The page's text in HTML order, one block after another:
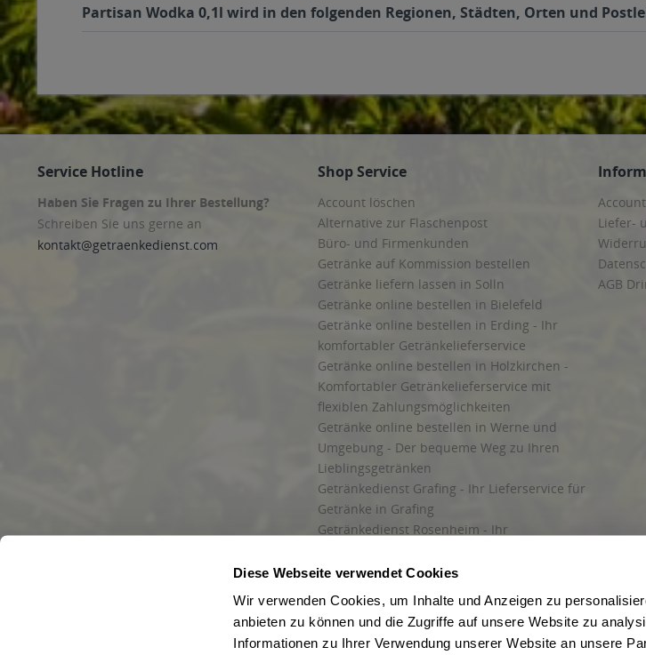
Diese Webseite verwendet Cookies
Wir verwenden Cookies, um Inhalte und Anzeigen zu
anbieten zu können und die Zugriffe auf unsere Website zu
Informationen zu Ihrer Verwendung unserer Website an unsere
Partisan Wodka 0,1l wird in den folgenden Regionen, Städten, Orten und
Service Hotline
Haben Sie Fragen zu Ihrer Bestellung?
Schreiben Sie uns gerne an
kontakt@getraenkedienst.com
Shop Service
Account löschen
Alternative zur Flaschenpost
Büro- und Firmenkunden
Getränke auf Kommission bestellen
Getränke liefern lassen in Solln
Getränke online bestellen in Bielefeld
Getränke online bestellen in Erding - Ihr
komfortabler Getränkelieferservice
Getränke online bestellen in Holzkirchen -
Komfortabler Getränkelieferservice mit
flexiblen Zahlungsmöglichkeiten
Getränke online bestellen in Werne und
Umgebung - Der bequeme Weg zu Ihren
Lieblingsgetränken
Getränkedienst Grafing - Ihr Lieferservice für
Getränke in Grafing
Getränkedienst Rosenheim - Ihr
und Umgebung
Liefergebiet
Lieferservice für Getränke
Liefer-
AGB